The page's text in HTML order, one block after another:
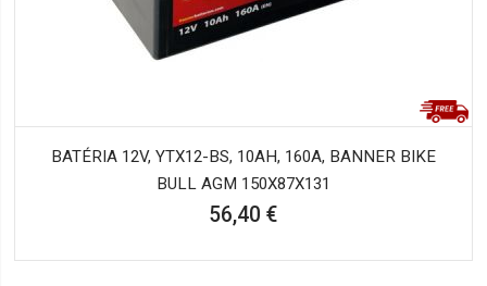
BATÉRIA 12V, YTX12-BS, 10AH, 160A, BANNER BIKE
BULL AGM 150X87X131
56,40 €